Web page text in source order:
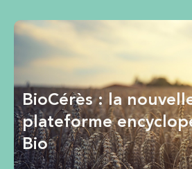
BioCérès : la
plateforme
Bio